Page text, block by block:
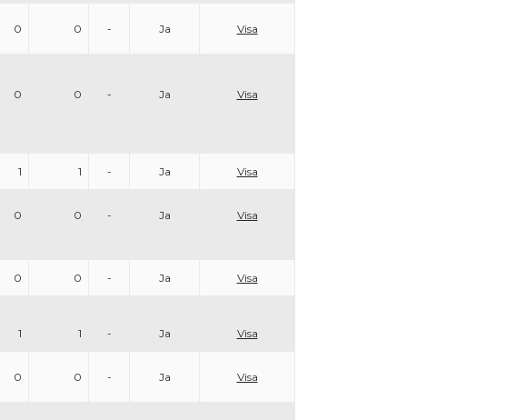
0 0 - Ja Visa
0 0 - Ja Visa
1 1 - Ja Visa
0 0 - Ja Visa
0 0 - Ja Visa
1 1 - Ja Visa
0 0 - Ja Visa